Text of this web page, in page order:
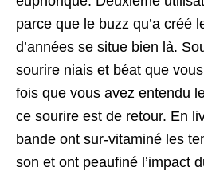
parce que le buzz qu’a créé
d’années se situe bien là.
sourire niais et béat que
fois que vous avez entendu
ce sourire est de retour. En
bande ont sur-vitaminé les
son et ont peaufiné l’impact